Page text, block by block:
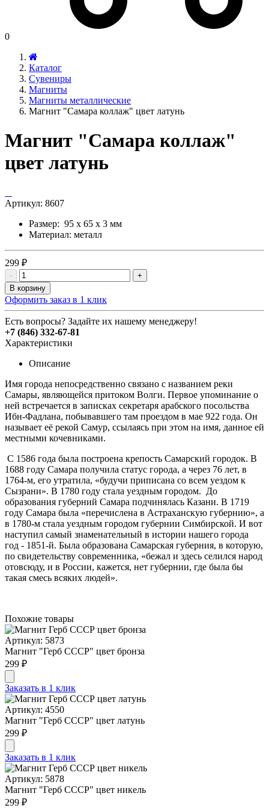
0
Каталог
Сувениры
Магниты
Магниты металлические
Магнит "Самара коллаж" цвет латунь
Магнит "Самара коллаж"
цвет латунь
Артикул: 8607
Размер: 95 х 65 х 3 мм
Материал: металл
299 ₽
-
+
В корзину
Оформить заказ в 1 клик
Есть вопросы? Задайте их нашему менеджеру!
+7 (846) 332-67-81
Характеристики
Описание
Имя города непосредственно связано с названием реки
Самары, являющейся притоком Волги. Первое упоминание о
ней встречается в записках секретаря арабского посольства
Ибн-Фадлана, побывавшего там проездом в мае 922 года. Он
называет её рекой Самур, ссылаясь при этом на имя, данное ей
местными кочевниками.
С 1586 года была построена крепость Самарский городок. В
1688 году Самара получила статус города, а через 76 лет, в
1764-м, его утратила, «будучи приписана со всем уездом к
Сызрани». В 1780 году стала уездным городом. До
образования губерний Сама­ра подчинялась Казани. В 1719
году Самара была «перечислена в Астраханскую губернию», а
в 1780-м стала уездным городом губернии Симбирской. И вот
наступил самый зна­менательный в истории наше­го города
год - 1851-й. Была образована Самарская губер­ния, в которую,
по свидетель­ству современника, «бежал и здесь селился народ
отовсю­ду, и в России, кажется, нет губернии, где была бы
такая смесь всяких людей».
Похожие товары
Артикул: 5873
Магнит "Герб СССР" цвет бронза
299 ₽
Заказать в 1 клик
Артикул: 4550
Магнит "Герб СССР" цвет латунь
299 ₽
Заказать в 1 клик
Артикул: 5878
Магнит "Герб СССР" цвет никель
299 ₽